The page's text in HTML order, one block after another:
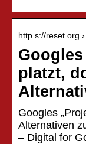
http s://reset.org
platzt,
Googles
Alternativen
– Digital for